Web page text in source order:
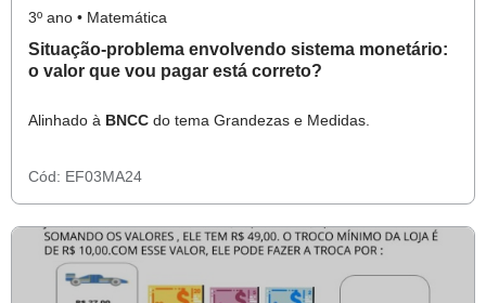
3º ano • Matemática
Situação-problema envolvendo sistema monetário:
o valor que vou pagar está correto?
Alinhado à BNCC do tema Grandezas e Medidas.
Cód: EF03MA24